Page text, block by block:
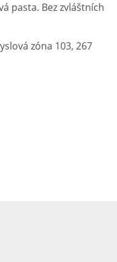
pasta. Bez zvláštních
zóna 103, 267